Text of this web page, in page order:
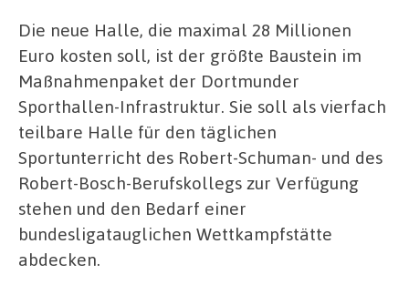
Die neue Halle, die maximal 28 Millionen
Euro kosten soll, ist der größte Baustein im
Maßnahmenpaket der Dortmunder
Sporthallen-Infrastruktur. Sie soll als vierfach
teilbare Halle für den täglichen
Sportunterricht des Robert-Schuman- und des
Robert-Bosch-Berufskollegs zur Verfügung
stehen und den Bedarf einer
bundesligatauglichen Wettkampfstätte
abdecken.